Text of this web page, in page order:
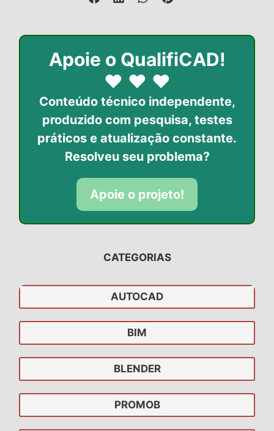
Apoie o QualifiCAD!
♥ ♥ ♥
Conteúdo técnico independente,
produzido com pesquisa, testes
práticos e atualização constante.
Resolveu seu problema?
Apoie o projeto!
CATEGORIAS
AUTOCAD
BIM
BLENDER
PROMOB